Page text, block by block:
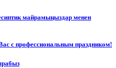
майрамыңыздар менен
с профессиональным праздником!